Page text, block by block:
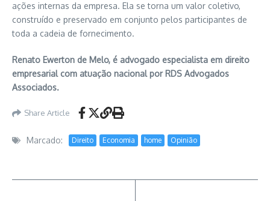
ações internas da empresa. Ela se torna um valor coletivo,
construído e preservado em conjunto pelos participantes de
toda a cadeia de fornecimento.
Renato Ewerton de Melo, é advogado especialista em direito
empresarial com atuação nacional por RDS Advogados
Associados.
Share Article
Marcado: Direito Economia home Opinião